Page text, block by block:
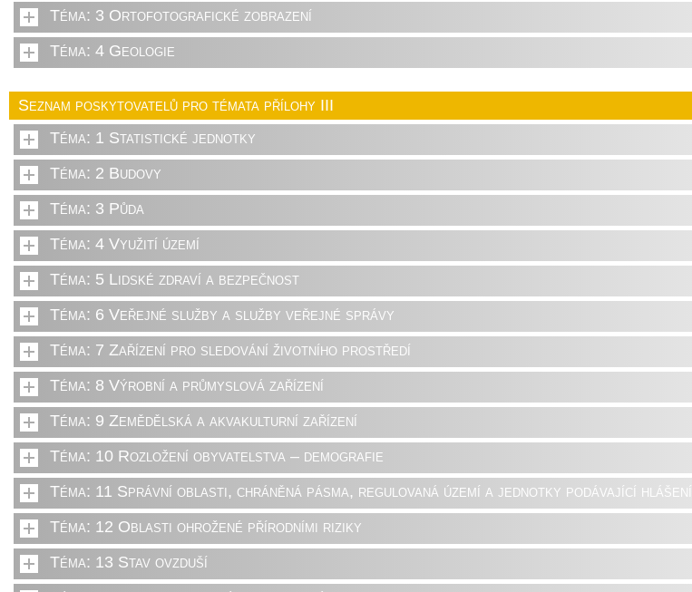
Téma: 3 Ortofotografické zobrazení
Téma: 4 Geologie
Seznam poskytovatelů pro témata přílohy III
Téma: 1 Statistické jednotky
Téma: 2 Budovy
Téma: 3 Půda
Téma: 4 Využití území
Téma: 5 Lidské zdraví a bezpečnost
Téma: 6 Veřejné služby a služby veřejné správy
Téma: 7 Zařízení pro sledování životního prostředí
Téma: 8 Výrobní a průmyslová zařízení
Téma: 9 Zemědělská a akvakulturní zařízení
Téma: 10 Rozložení obyvatelstva – demografie
Téma: 11 Správní oblasti, chráněná pásma, regulovaná území a jednotky podávající hlášení
Téma: 12 Oblasti ohrožené přírodními riziky
Téma: 13 Stav ovzduší